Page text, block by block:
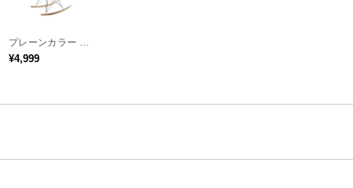
あるラバーウッド無垢材
プレーンカラー デ
ザイナーズロッキ
¥4,999